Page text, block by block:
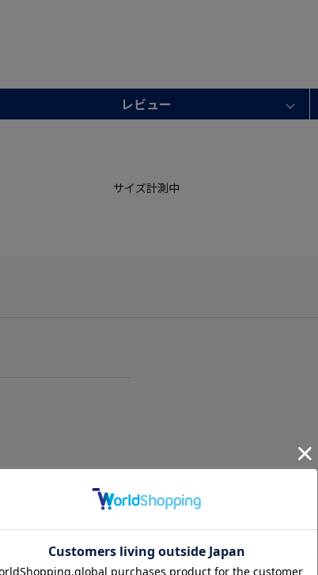
レビュー
サイズ計測中
が、予めご了承くださいま
およびセール内容が異なる場